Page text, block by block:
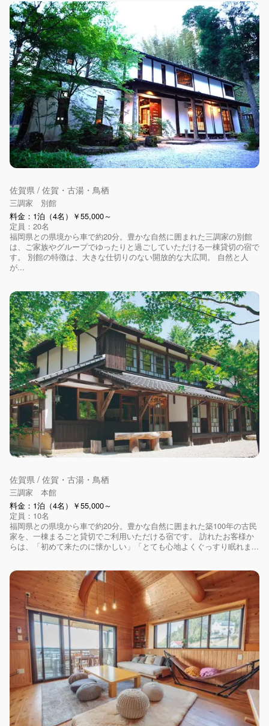
佐賀県 / 佐賀・古湯・鳥栖
三調家 別館
料金：1泊（4名）￥55,000～
定員：20名
福岡県との県境から車で約20分。豊かな自然に囲まれた三調家の別館
は、ご家族やグループでゆったりと過ごしていただける一棟貸切の宿で
す。 別館の特徴は、大きな仕切りのない開放的な大広間。 自然と人
が...
佐賀県 / 佐賀・古湯・鳥栖
三調家 本館
料金：1泊（4名）￥55,000～
定員：10名
福岡県との県境から車で約20分。豊かな自然に囲まれた築100年の古民
家を、一棟まるごと貸切でご利用いただける宿です。 訪れたお客様か
らは、「初めて来たのに懐かしい」「とても心地よくぐっすり眠れま...